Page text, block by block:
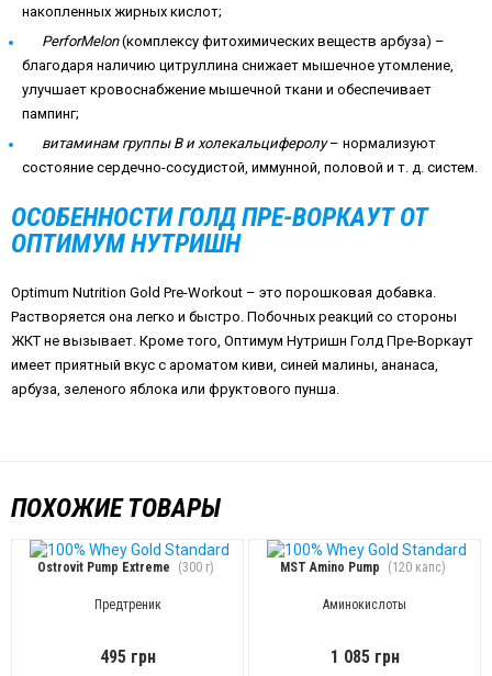
накопленных жирных кислот;
PerforMelon(комплексу фитохимических веществ арбуза) –
благодаря наличию цитруллина снижает мышечное утомление,
улучшает кровоснабжение мышечной ткани и обеспечивает
пампинг;
витаминам группы B и холекальциферолу– нормализуют
состояние сердечно-сосудистой, иммунной, половой и т. д. систем.
ОСОБЕННОСТИ ГОЛД ПРЕ-ВОРКАУТ ОТ
ОПТИМУМ НУТРИШН
Optimum Nutrition Gold Pre-Workout – это порошковая добавка.
Растворяется она легко и быстро. Побочных реакций со стороны
ЖКТ не вызывает. Кроме того, Оптимум Нутришн Голд Пре-Воркаут
имеет приятный вкус с ароматом киви, синей малины, ананаса,
арбуза, зеленого яблока или фруктового пунша.
ПОХОЖИЕ ТОВАРЫ
Ostrovit Pump Extreme (300 г)
Предтреник
495 грн
MST Amino Pump (120 капс)
Аминокислоты
1 085 грн